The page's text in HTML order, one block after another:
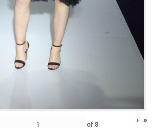
of 8 › »